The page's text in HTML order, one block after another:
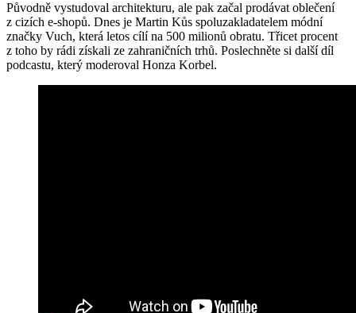
Původně vystudoval architekturu, ale pak začal prodávat oblečení
z cizích e-shopů. Dnes je Martin Kůs spoluzakladatelem módní
značky Vuch, která letos cílí na 500 milionů obratu. Třicet procent
z toho by rádi získali ze zahraničních trhů. Poslechněte si další díl
podcastu, který moderoval Honza Korbel.